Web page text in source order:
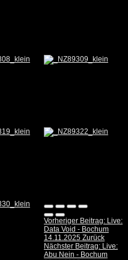
Vorheriger Beitrag: Live:
Data Void - Bochum
14.11.2025 Zurück
Nächster Beitrag: Live:
Abu Nein - Bochum